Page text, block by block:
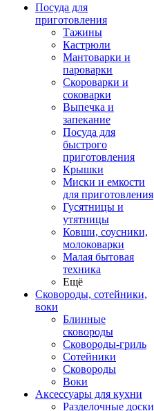
Посуда для
приготовления
Тажины
Кастрюли
Мантоварки и
пароварки
Скороварки и
соковарки
Выпечка и
запекание
Посуда для
быстрого
приготовления
Крышки
Миски и емкости
для приготовления
Гусятницы и
утятницы
Ковши, соусники,
молоковарки
Малая бытовая
техника
Ещё
Сковороды, сотейники,
воки
Блинные
сковороды
Сковороды-гриль
Сотейники
Сковороды
Воки
Аксессуары для кухни
Разделочные доски